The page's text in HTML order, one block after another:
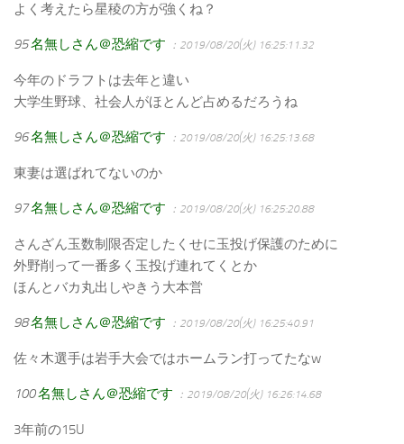
よく考えたら星稜の方が強くね？
95名無しさん＠恐縮です ：2019/08/20(火) 16:25:11.32
今年のドラフトは去年と違い
大学生野球、社会人がほとんど占めるだろうね
96名無しさん＠恐縮です ：2019/08/20(火) 16:25:13.68
東妻は選ばれてないのか
97名無しさん＠恐縮です ：2019/08/20(火) 16:25:20.88
さんざん玉数制限否定したくせに玉投げ保護のために
外野削って一番多く玉投げ連れてくとか
ほんとバカ丸出しやきう大本営
98名無しさん＠恐縮です ：2019/08/20(火) 16:25:40.91
佐々木選手は岩手大会ではホームラン打ってたなw
100名無しさん＠恐縮です ：2019/08/20(火) 16:26:14.68
3年前の15U